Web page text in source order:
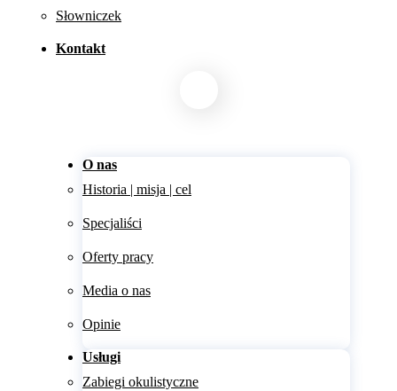
Słowniczek
Kontakt
O nas
Historia | misja | cel
Specjaliści
Oferty pracy
Media o nas
Opinie
Usługi
Zabiegi okulistyczne